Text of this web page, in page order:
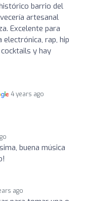
barrio del
artesanal
Excelente para
rap, hip
y hay
4 years ago
buena música
ago